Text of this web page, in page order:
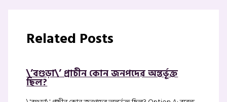
Related Posts
\’বগুড়া\’ প্রাচীন কোন জনপদের অন্তর্ভূক্ত
ছিল?